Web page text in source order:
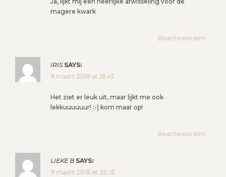
magere kwark
Beantwoorden
IRIS SAYS:
9 maart 2016 at 18:45
Het ziet er leuk uit, maar lijkt me ook
lekkuuuuuur! :-) kom maar op!
Beantwoorden
LIEKE B SAYS:
9 maart 2016 at 20:15